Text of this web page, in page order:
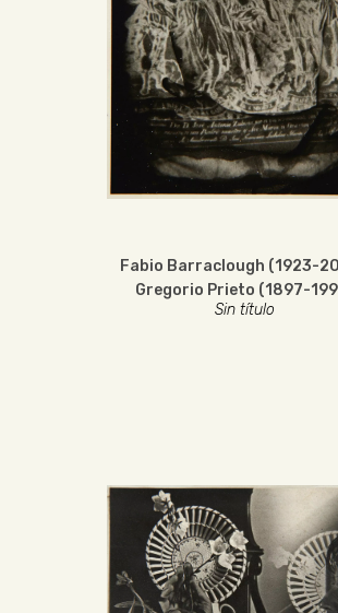
Fabio Barraclough (1923-
Gregorio Prieto (1897-
Sin título